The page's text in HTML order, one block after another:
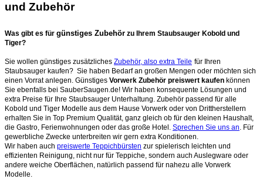
und Zubehör
Was gibt es für günstiges Zubehör zu Ihrem Staubsauger Kobold und
Tiger?
Sie wollen günstiges zusätzliches Zubehör, also extra Teile für Ihren
Staubsauger kaufen? Sie haben Bedarf an großen Mengen oder möchten sich
einen Vorrat anlegen. Günstiges Vorwerk Zubehör preiswert kaufen können
Sie ebenfalls bei SauberSaugen.de! Wir haben konsequente Lösungen und
extra Preise für Ihre Staubsauger Unterhaltung. Zubehör passend für alle
Kobold und Tiger Modelle aus dem Hause Vorwerk oder von Drittherstellern
erhalten Sie in Top Premium Qualität, ganz gleich ob für den kleinen Haushalt,
die Gastro, Ferienwohnungen oder das große Hotel. Sprechen Sie uns an . Für
gewerbliche Zwecke unterbreiten wir gern extra Konditionen.
Wir haben auch preiswerte Teppichbürsten zur spielerisch leichten und
effizienten Reinigung, nicht nur für Teppiche, sondern auch Auslegware oder
andere weiche Oberflächen, natürlich passend für nahezu alle Vorwerk
Modelle.